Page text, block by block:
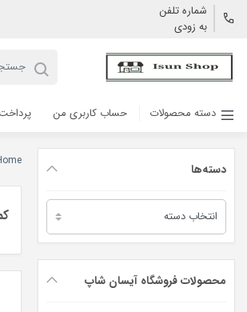
شماره تلفن
به زودی
دسته محصولات حساب کاربری من پرداخت
دسته‌ها
دسته‌ها
محصولات فروشگاه آیسان شاپ